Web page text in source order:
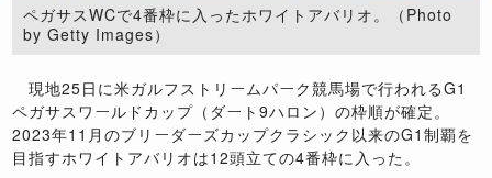
ペガサスWCで4番枠に入ったホワイトアバリオ。（Photo
by Getty Images）
現地25日に米ガルフストリームパーク競馬場で行われるG1
ペガサスワールドカップ（ダート9ハロン）の枠順が確定。
2023年11 月のブリーダーズカップクラシック以来のG1制覇を
目指すホワイトアバリオは12頭立ての4番枠に入った。